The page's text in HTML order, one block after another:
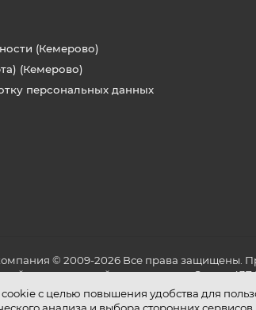
cookie с целью повышения удобства для
(Кемерово)
(Кемерово)
персональных данных
© 2009-2026 Все права защищены.
определяемой положениями Статьи 437